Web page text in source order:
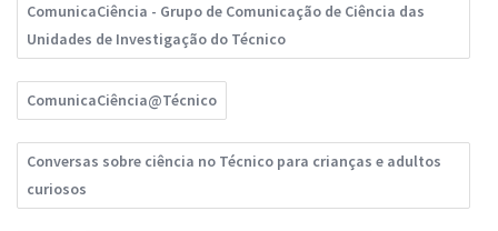
ComunicaCiência - Grupo de Comunicação de Ciência das
Unidades de Investigação do Técnico
ComunicaCiência@Técnico
Conversas sobre ciência no Técnico para crianças e adultos
curiosos